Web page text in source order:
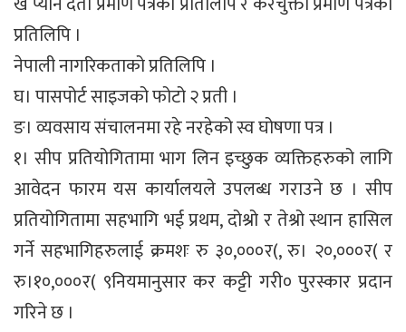
प्रतिलिपि ।
नेपाली नागरिकताको प्रतिलिपि ।
घ। पासपोर्ट साइजको फोटो २ प्रती ।
ङ। व्यवसाय संचालनमा रहे नरहेको स्व घोषणा पत्र ।
१। सीप प्रतियोगितामा भाग लिन इच्छुक व्यक्तिहरुको लागि
आवेदन फारम यस कार्यालयले उपलब्ध गराउने छ । सीप
प्रतियोगितामा सहभागि भई प्रथम, दोश्रो र तेश्रो स्थान हासिल
गर्ने सहभागिहरुलाई क्रमशः रु ३०,०००र(, रु। २०,०००र( र
रु।१०,०००र( ९नियमानुसार कर कट्टी गरी० पुरस्कार प्रदान
गरिने छ ।